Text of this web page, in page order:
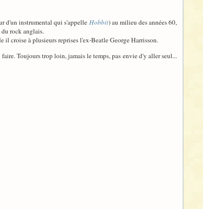
d'un instrumental qui s'appelle Hobbit) au milieu des années 60,
du rock anglais.
il croise à plusieurs reprises l'ex-Beatle George Harrisson.
Toujours trop loin, jamais le temps, pas envie d'y aller seul...